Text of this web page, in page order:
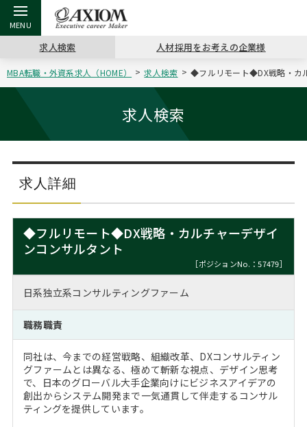
戻る
アクシアムの特長
戻る
コンサ
サービス案内
戻る
キャリ
コンサルタントの紹介
戻る
キャリア支援 TOP
キャリアデザイン講座
（最新求人市場動向）
戻る
MBAの
ステージ別アドバイス
MBAの転職事例
MBA留学生数の推移
戻る
日本か
インターン受入企業一覧
MBAを生かす求人特集
年齢と年収の相関図
戻る
転職ツール TOP
英文レジュメの書き方
戻る
パワー
職務経歴書の書き方
よくある面接Q&A集
戻る
転職コラム TOP
“展”職相談室
転職市場の明日をよめ
転職成功への4つの鍵
戻る
イベント・セミナー TOP
ジョブフェア
キャリアデザインセミナー
キャリアフォーラム
MBA NETWORKING
戻る
会社概要 TOP
沿革
主なクライアント
採用情報
求人検索 人材採用をお考えの企業様
MBA転職・外資系求人（HOME） 求人検索 ◆フルリモート◆DX戦略・カ
求人検索
求人詳細
◆フルリモート◆DX戦略・カルチャーデザイ
ンコンサルタント
［ポジションNo.：57479］
日系独立系コンサルティングファーム
職務職責
同社は、今までの経営戦略、組織改革、DXコンサルティン
グファームとは異なる、極めて斬新な視点、デザイン思考
で、日本のグローバル大手企業向けにビジネスアイデアの
創出からシステム開発まで一気通貫して伴走するコンサル
ティングを提供しています。